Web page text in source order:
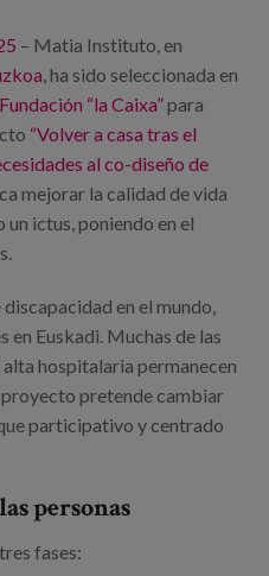
– Matia Instituto, en
, ha sido seleccionada en
“la Caixa”para
“Volver a casa tras el
al co-diseño de
mejorar la calidad de vida
un ictus, poniendo en el
en el mundo,
en Euskadi. Muchas de las
hospitalaria permanecen
proyecto pretende cambiar
participativo y centrado
personas
fases: